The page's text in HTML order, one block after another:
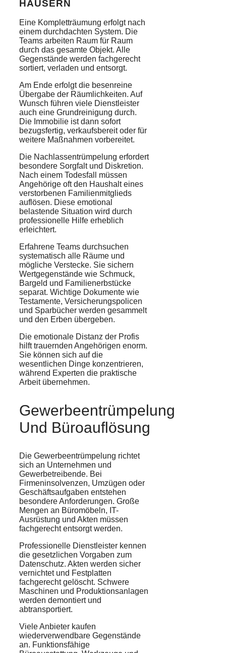
HÄUSERN
Eine Kompletträumung erfolgt nach
einem durchdachten System. Die
Teams arbeiten Raum für Raum
durch das gesamte Objekt. Alle
Gegenstände werden fachgerecht
sortiert, verladen und entsorgt.
Am Ende erfolgt die besenreine
Übergabe der Räumlichkeiten. Auf
Wunsch führen viele Dienstleister
auch eine Grundreinigung durch.
Die Immobilie ist dann sofort
bezugsfertig, verkaufsbereit oder für
weitere Maßnahmen vorbereitet.
Die Nachlassentrümpelung erfordert
besondere Sorgfalt und Diskretion.
Nach einem Todesfall müssen
Angehörige oft den Haushalt eines
verstorbenen Familienmitglieds
auflösen. Diese emotional
belastende Situation wird durch
professionelle Hilfe erheblich
erleichtert.
Erfahrene Teams durchsuchen
systematisch alle Räume und
mögliche Verstecke. Sie sichern
Wertgegenstände wie Schmuck,
Bargeld und Familienerbstücke
separat. Wichtige Dokumente wie
Testamente, Versicherungspolicen
und Sparbücher werden gesammelt
und den Erben übergeben.
Die emotionale Distanz der Profis
hilft trauernden Angehörigen enorm.
Sie können sich auf die
wesentlichen Dinge konzentrieren,
während Experten die praktische
Arbeit übernehmen.
Gewerbeentrümpelung
Und Büroauflösung
Die Gewerbeentrümpelung richtet
sich an Unternehmen und
Gewerbetreibende. Bei
Firmeninsolvenzen, Umzügen oder
Geschäftsaufgaben entstehen
besondere Anforderungen. Große
Mengen an Büromöbeln, IT-
Ausrüstung und Akten müssen
fachgerecht entsorgt werden.
Professionelle Dienstleister kennen
die gesetzlichen Vorgaben zum
Datenschutz. Akten werden sicher
vernichtet und Festplatten
fachgerecht gelöscht. Schwere
Maschinen und Produktionsanlagen
werden demontiert und
abtransportiert.
Viele Anbieter kaufen
wiederverwendbare Gegenstände
an. Funktionsfähige